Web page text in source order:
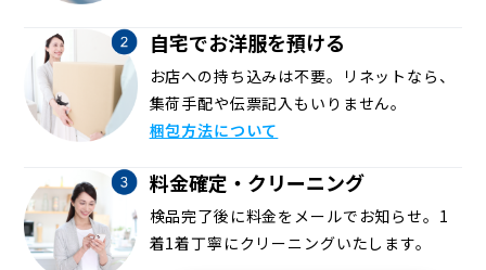
自宅でお洋服を預ける
お店への持ち込みは不要。リネットなら、
集荷手配や伝票記入もいりません。
梱包方法について
料金確定・クリーニング
検品完了後に料金をメールでお知らせ。1
着1着丁寧にクリーニングいたします。